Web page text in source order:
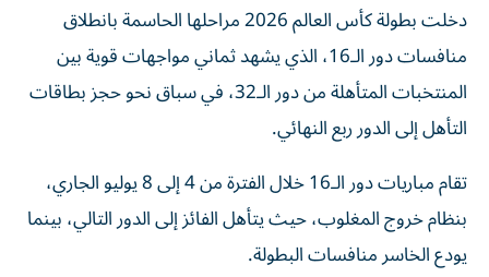
دخلت بطولة كأس العالم 2026 مراحلها الحاسمة بانطلاق
منافسات دور الـ16، الذي يشهد ثماني مواجهات قوية بين
المنتخبات المتأهلة من دور الـ32، في سباق نحو حجز بطاقات
التأهل إلى الدور ربع النهائي.
تقام مباريات دور الـ16 خلال الفترة من 4 إلى 8 يوليو الجاري،
بنظام خروج المغلوب، حيث يتأهل الفائز إلى الدور التالي، بينما
يودع الخاسر منافسات البطولة.